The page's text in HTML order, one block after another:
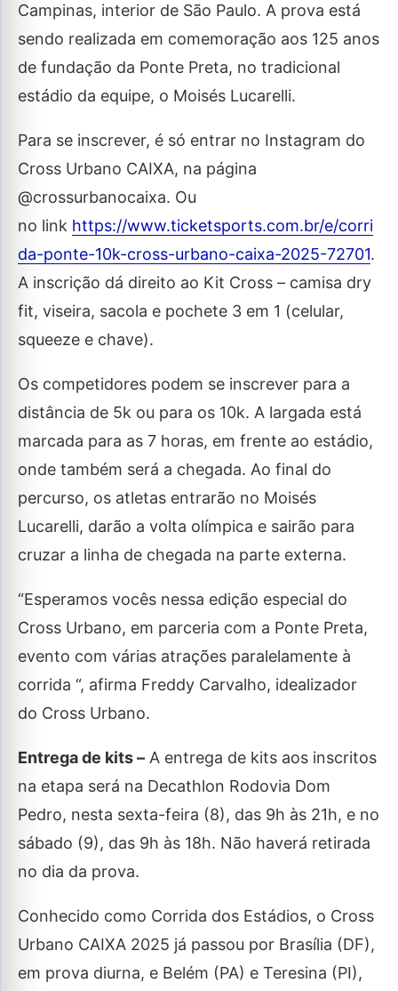
Campinas, interior de São Paulo. A prova está
sendo realizada em comemoração aos 125 anos
de fundação da Ponte Preta, no tradicional
estádio da equipe, o Moisés Lucarelli.
Para se inscrever, é só entrar no Instagram do
Cross Urbano CAIXA, na página
@crossurbanocaixa. Ou
no link https://www.ticketsports.com.br/e/corri
da-ponte-10k-cross-urbano-caixa-2025-72701.
A inscrição dá direito ao Kit Cross – camisa dry
fit, viseira, sacola e pochete 3 em 1 (celular,
squeeze e chave).
Os competidores podem se inscrever para a
distância de 5k ou para os 10k. A largada está
marcada para as 7 horas, em frente ao estádio,
onde também será a chegada. Ao final do
percurso, os atletas entrarão no Moisés
Lucarelli, darão a volta olímpica e sairão para
cruzar a linha de chegada na parte externa.
“Esperamos vocês nessa edição especial do
Cross Urbano, em parceria com a Ponte Preta,
evento com várias atrações paralelamente à
corrida “, afirma Freddy Carvalho, idealizador
do Cross Urbano.
Entrega de kits – A entrega de kits aos inscritos
na etapa será na Decathlon Rodovia Dom
Pedro, nesta sexta-feira (8), das 9h às 21h, e no
sábado (9), das 9h às 18h. Não haverá retirada
no dia da prova.
Conhecido como Corrida dos Estádios, o Cross
Urbano CAIXA 2025 já passou por Brasília (DF),
em prova diurna, e Belém (PA) e Teresina (PI),